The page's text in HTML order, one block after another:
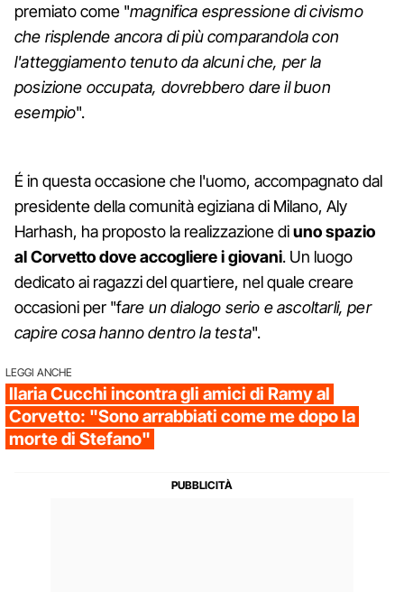
premiato come "magnifica espressione di civismo
che risplende ancora di più comparandola con
l'atteggiamento tenuto da alcuni che, per la
posizione occupata, dovrebbero dare il buon
esempio".
É in questa occasione che l'uomo, accompagnato dal
presidente della comunità egiziana di Milano, Aly
Harhash, ha proposto la realizzazione diuno spazio
al Corvetto dove accogliere i giovani. Un luogo
dedicato ai ragazzi del quartiere, nel quale creare
occasioni per "fare un dialogo serio e ascoltarli, per
capire cosa hanno dentro la testa".
LEGGI ANCHE
Ilaria Cucchi incontra gli amici di Ramy al
Corvetto: "Sono arrabbiati come me dopo la
morte di Stefano"